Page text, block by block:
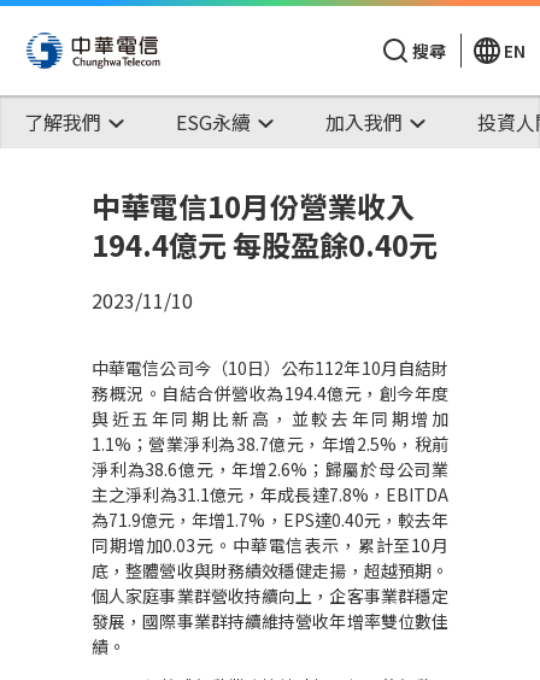
搜尋 EN
了解我們 ESG永續 加入我們 投資
中華電信10月份營業收入
194.4億元 每股盈餘0.40元
2023/11/10
中華電信公司今（10日）公布112年10月自結財
務概況。自結合併營收為194.4億元，創今年度
與近五年同期比新高，並較去年同期增加
1.1% ；營業淨利為38.7億元，年增2.5% ，稅前
淨利為38.6億元，年增2.6% ；歸屬於母公司業
主之淨利為31.1億元，年成長達7.8% ， EBITDA
為71.9億元，年增1.7% ， EPS達0.40元，較去年
同期增加0.03元。中華電信表示，累計至10月
底，整體營收與財務績效穩健走揚，超越預期。
個人家庭事業群營收持續向上，企客事業群穩定
發展，國際事業群持續維持營收年增率雙位數佳
績。